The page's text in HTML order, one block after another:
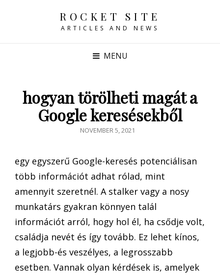
ROCKET SITE
ARTICLES AND NEWS
MENU
hogyan törölheti magát a
Google keresésekből
POSTED
NOVEMBER 5, 2021
egy egyszerű Google-keresés potenciálisan
több információt adhat rólad, mint
amennyit szeretnél. A stalker vagy a nosy
munkatárs gyakran könnyen talál
információt arról, hogy hol él, ha csődje volt,
családja nevét és így tovább. Ez lehet kínos,
a legjobb-és veszélyes, a legrosszabb
esetben. Vannak olyan kérdések is, amelyek